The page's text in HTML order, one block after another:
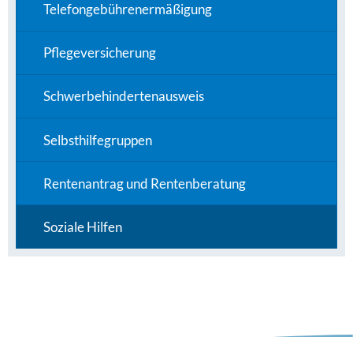
Telefongebührenermäßigung
Pflegeversicherung
Schwerbehindertenausweis
Selbsthilfegruppen
Rentenantrag und Rentenberatung
Soziale Hilfen